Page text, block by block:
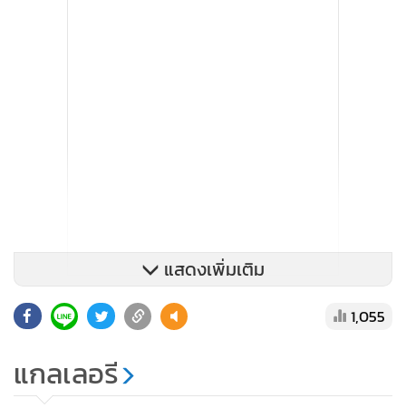
จากการสอบถามทางญาติของผู้เสียชีวิตบอกว่า ผู้เสียชีวิตได้ขับ
แหน) ทางด้านนายโชค สิงห์ทอง อายุ 58 ปี ชาวบ้านที่อยู่ใกล้กับ
ที่เกิดเหตุ กล่าวว่า เหตุที่เกิดขึ้นสาเหตุน่าจะเกิดจากคนขับไม่คุ้น
แสดงเพิ่มเติม
1,055
แกลเลอรี